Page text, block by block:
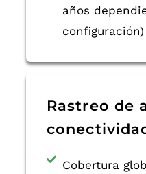
años
configuración)
Rastreo de
Cobertura